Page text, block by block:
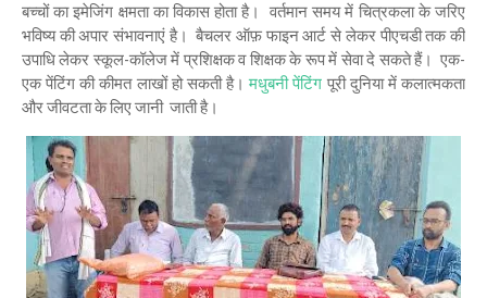
बच्चों का इमेजिंग क्षमता का विकास होता है। वर्तमान समय में चित्रकला के जरिए
भविष्य की अपार संभावनाएं है। बैचलर ऑफ़ फाइन आर्ट से लेकर पीएचडी तक की
उपाधि लेकर स्कूल-कॉलेज में प्रशिक्षक व शिक्षक के रूप में सेवा दे सकते हैं। एक-
एक पेंटिंग की कीमत लाखों हो सकती है।मधुबनी पेंटिंग पूरी दुनिया में कलात्मकता
और जीवटता के लिए जानी जाती है।